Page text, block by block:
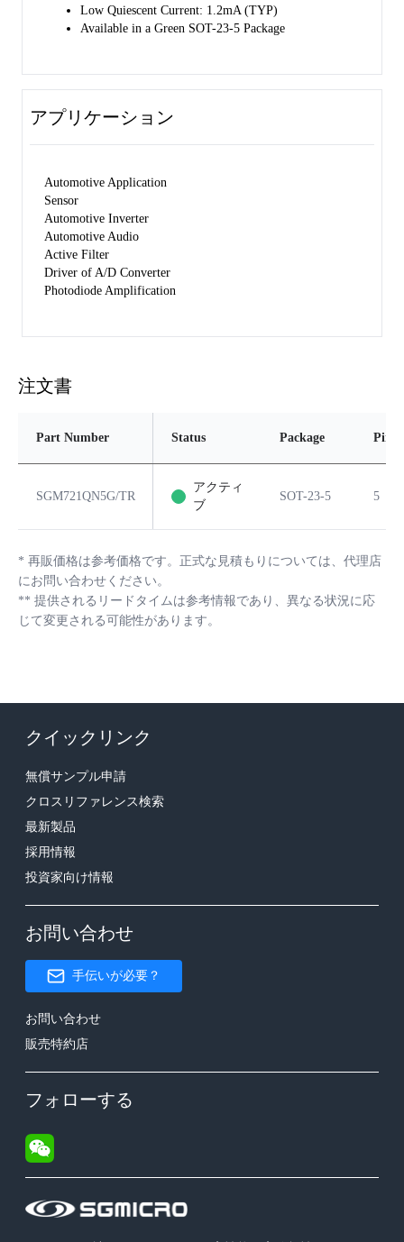
Low Quiescent Current: 1.2mA (TYP)
Available in a Green SOT-23-5 Package
アプリケーション
Automotive Application
Sensor
Automotive Inverter
Automotive Audio
Active Filter
Driver of A/D Converter
Photodiode Amplification
注文書
Part Number Status Package Pins
SGM721QN5G/TR
アクティ
ブ
SOT-23-5 5
* 再販価格は参考価格です。正式な見積もりについては、代理店
にお問い合わせください。
** 提供されるリードタイムは参考情報であり、異なる状況に応
じて変更される可能性があります。
クイックリンク
無償サンプル申請
クロスリファレンス検索
最新製品
採用情報
投資家向け情報
お問い合わせ
手伝いが必要？
お問い合わせ
販売特約店
フォローする